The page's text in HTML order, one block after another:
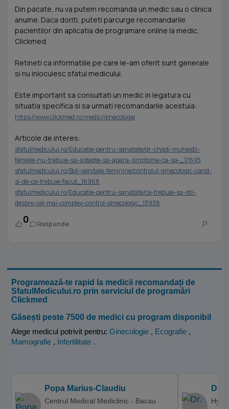
Din pacate, nu va putem recomanda un medic sau o clinica
anume. Daca doriti, puteti parcurge recomandarile
pacientilor din aplicatia de programare online la medic,
Clickmed.
Retineti ca informatiile pe care le-am oferit sunt generale
si nu inlocuiesc sfatul medicului.
Este important sa consultati un medic in legatura cu
situatia specifica si sa urmati recomandarile acestuia:
https://www.clickmed.ro/medic/ginecologie
Articole de interes:
sfatulmedicului.ro/Educatie-pentru-sanatate/dr-chadi-muheidli-
femeile-nu-trebuie-sa-astepte-sa-apara-simptome-ca-sa-_17695
sfatulmedicului.ro/Boli-genitale-feminine/controlul-ginecologic-cand-
si-de-ce-trebuie-facut_18968
sfatulmedicului.ro/Educatie-pentru-sanatate/ce-trebuie-sa-stii-
despre-cel-mai-complex-control-ginecologic_13938
0 Raspunde
Programează-te rapid la medicii recomandați de
SfatulMedicului.ro prin serviciul de programări
Clickmed
Găsești peste 7500 de medici cu program disponibil
Alege medicul potrivit pentru: Ginecologie , Ecografie ,
Mamografie , Infertilitate .
Popa Marius-Claudiu
Centrul Medical Mediclinic - Bacau
Dr.